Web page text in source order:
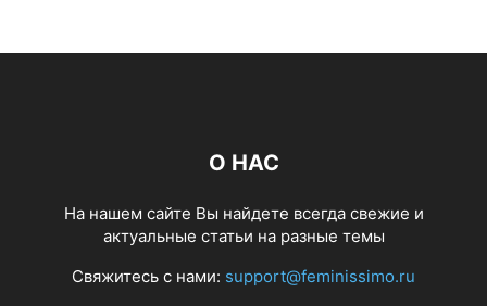
О НАС
На нашем сайте Вы найдете всегда свежие и
актуальные статьи на разные темы
Свяжитесь с нами: support@feminissimo.ru